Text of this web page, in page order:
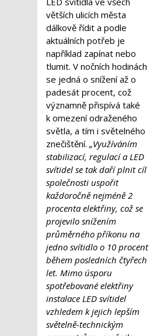
větších ulicích města
dálkově řídit a podle
aktuálních potřeb je
například zapínat nebo
tlumit. V nočních hodinách
se jedná o snížení až o
padesát procent, což
významně přispívá také
k omezení odraženého
světla, a tím i světelného
znečištění. „Využíváním
stabilizací, regulací a LED
svítidel se tak daří plnit cíl
společnosti uspořit
každoročně nejméně 2
procenta elektřiny, což se
projevilo snížením
průměrného příkonu na
jedno svítidlo o 10 procent
během posledních čtyřech
let. Mimo úsporu
spotřebované elektřiny
instalace LED svítidel
vzhledem k jejich lepším
světelně-technickým